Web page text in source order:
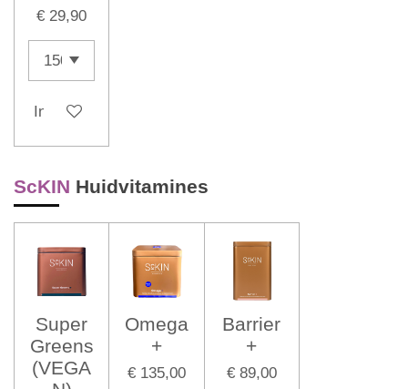
€ 29,90
In winkelwagen
ScKIN Huidvitamines
Super
Greens
(VEGA
Omega
+
€ 135,00
Barrier
+
€ 89,00